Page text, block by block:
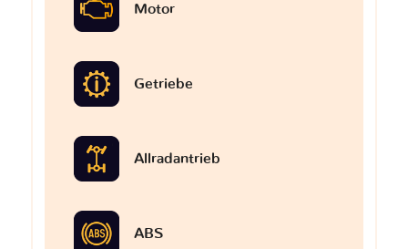
Motor
Getriebe
Allradantrieb
ABS